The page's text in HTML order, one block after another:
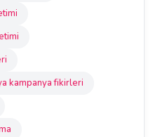
kampanya fikirleri